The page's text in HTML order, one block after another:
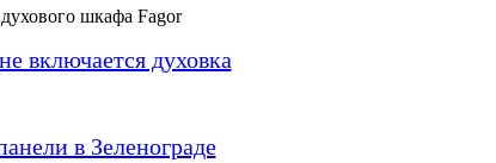
включается духовка
в Зеленограде